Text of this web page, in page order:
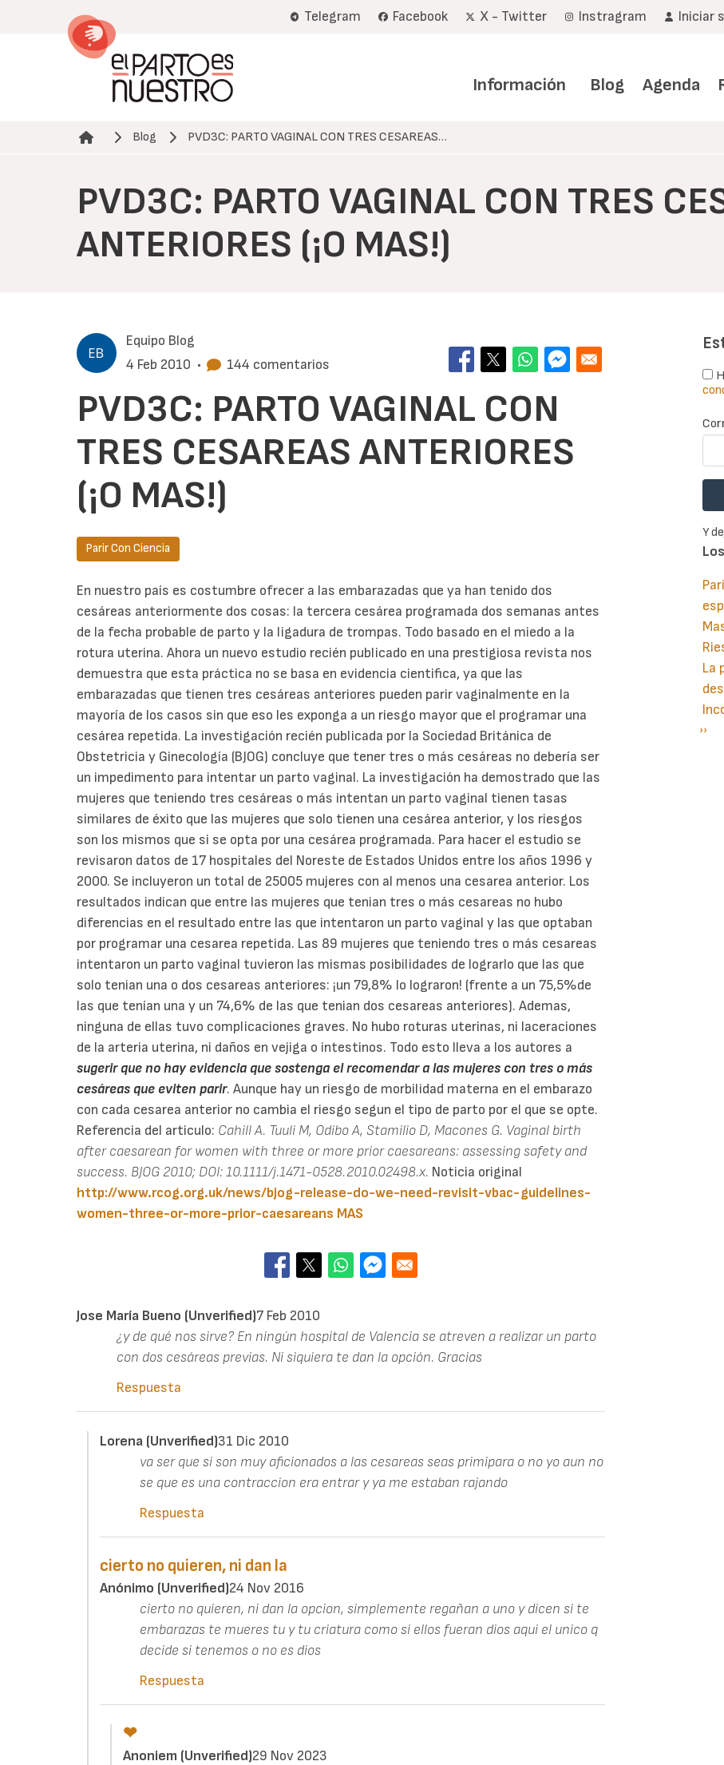
Telegram Facebook X - Twitter Instragram Iniciar
Información Blog Agenda
Ruta de navegación
Blog PVD3C: PARTO VAGINAL CON TRES CESAREAS…
PVD3C: PARTO VAGINAL CON TRES
ANTERIORES (¡O MAS!)
Equipo Blog
4 Feb 2010 • 144 comentarios
PVD3C: PARTO VAGINAL CON
TRES CESAREAS ANTERIORES
(¡O MAS!)
Parir Con Ciencia
En nuestro país es costumbre ofrecer a las embarazadas que ya han tenido dos
cesáreas anteriormente dos cosas: la tercera cesárea programada dos semanas antes
de la fecha probable de parto y la ligadura de trompas. Todo basado en el miedo a la
rotura uterina. Ahora un nuevo estudio recién publicado en una prestigiosa revista nos
demuestra que esta práctica no se basa en evidencia cientifica, ya que las
embarazadas que tienen tres cesáreas anteriores pueden parir vaginalmente en la
mayoría de los casos sin que eso les exponga a un riesgo mayor que el programar una
cesárea repetida. La investigación recién publicada por la Sociedad Británica de
Obstetricia y Ginecología (BJOG) concluye que tener tres o más cesáreas no debería ser
un impedimento para intentar un parto vaginal. La investigación ha demostrado que las
mujeres que teniendo tres cesáreas o más intentan un parto vaginal tienen tasas
similares de éxito que las mujeres que solo tienen una cesárea anterior, y los riesgos
son los mismos que si se opta por una cesárea programada. Para hacer el estudio se
revisaron datos de 17 hospitales del Noreste de Estados Unidos entre los años 1996 y
2000. Se incluyeron un total de 25005 mujeres con al menos una cesarea anterior. Los
resultados indican que entre las mujeres que tenian tres o más cesareas no hubo
diferencias en el resultado entre las que intentaron un parto vaginal y las que optaban
por programar una cesarea repetida. Las 89 mujeres que teniendo tres o más cesareas
intentaron un parto vaginal tuvieron las mismas posibilidades de lograrlo que las que
solo tenian una o dos cesareas anteriores: ¡un 79,8% lo lograron! (frente a un 75,5%de
las que tenían una y un 74,6% de las que tenian dos cesareas anteriores). Ademas,
ninguna de ellas tuvo complicaciones graves. No hubo roturas uterinas, ni laceraciones
de la arteria uterina, ni daños en vejiga o intestinos. Todo esto lleva a los autores a
sugerir que no hay evidencia que sostenga el recomendar a las mujeres con tres o más
cesáreas que eviten parir. Aunque hay un riesgo de morbilidad materna en el embarazo
con cada cesarea anterior no cambia el riesgo segun el tipo de parto por el que se opte.
Referencia del articulo: Cahill A. Tuuli M, Odibo A, Stamilio D, Macones G. Vaginal birth
after caesarean for women with three or more prior caesareans: assessing safety and
success. BJOG 2010; DOI: 10.1111/j.1471-0528.2010.02498.x. Noticia original
http://www.rcog.org.uk/news/bjog-release-do-we-need-revisit-vbac-guidelines-
women-three-or-more-prior-caesareans MAS
Jose María Bueno (unverified)7 Feb 2010
¿y de qué nos sirve? En ningún hospital de Valencia se atreven a realizar un parto
con dos cesáreas previas. Ni siquiera te dan la opción. Gracias
Respuesta
Lorena (unverified)31 Dic 2010
va ser que si son muy aficionados a las cesareas seas primipara o no yo aun no
se que es una contraccion era entrar y ya me estaban rajando
Respuesta
cierto no quieren, ni dan la
Anónimo (unverified)24 Nov 2016
cierto no quieren, ni dan la opcion, simplemente regañan a uno y dicen si te
embarazas te mueres tu y tu criatura como si ellos fueran dios aqui el unico q
decide si tenemos o no es dios
Respuesta
❤
Anoniem (unverified)29 Nov 2023
Y
La
››